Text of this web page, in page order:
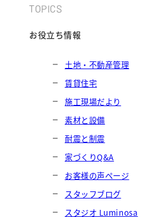
TOPICS
お役立ち情報
土地・不動産管理
賃貸住宅
施工現場だより
素材と設備
耐震と制震
家づくりQ&A
お客様の声ページ
スタッフブログ
スタジオ Luminosa